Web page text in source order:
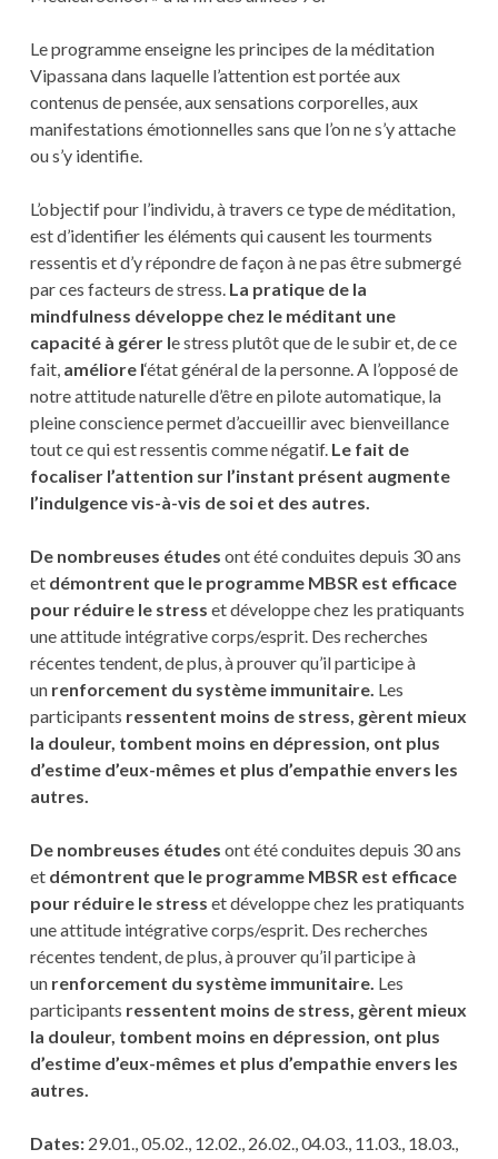
Le programme enseigne les principes de la méditation
Vipassana dans laquelle l’attention est portée aux
contenus de pensée, aux sensations corporelles, aux
manifestations émotionnelles sans que l’on ne s’y attache
ou s’y identifie.
L’objectif pour l’individu, à travers ce type de méditation,
est d’identifier les éléments qui causent les tourments
ressentis et d’y répondre de façon à ne pas être submergé
par ces facteurs de stress. La pratique de la
mindfulness développe chez le méditant une
capacité à gérer le stress plutôt que de le subir et, de ce
fait, améliore l‘état général de la personne. A l’opposé de
notre attitude naturelle d’être en pilote automatique, la
pleine conscience permet d’accueillir avec bienveillance
tout ce qui est ressentis comme négatif. Le fait de
focaliser l’attention sur l’instant présent augmente
l’indulgence vis-à-vis de soi et des autres.
De nombreuses études ont été conduites depuis 30 ans
et démontrent que le programme MBSR est efficace
pour réduire le stress et développe chez les pratiquants
une attitude intégrative corps/esprit. Des recherches
récentes tendent, de plus, à prouver qu’il participe à
un renforcement du système immunitaire. Les
participants ressentent moins de stress, gèrent mieux
la douleur, tombent moins en dépression, ont plus
d’estime d’eux-mêmes et plus d’empathie envers les
autres.
De nombreuses études ont été conduites depuis 30 ans
et démontrent que le programme MBSR est efficace
pour réduire le stress et développe chez les pratiquants
une attitude intégrative corps/esprit. Des recherches
récentes tendent, de plus, à prouver qu’il participe à
un renforcement du système immunitaire. Les
participants ressentent moins de stress, gèrent mieux
la douleur, tombent moins en dépression, ont plus
d’estime d’eux-mêmes et plus d’empathie envers les
autres.
Dates: 29.01., 05.02., 12.02., 26.02., 04.03., 11.03., 18.03.,